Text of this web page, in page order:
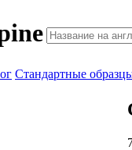
Стандартные